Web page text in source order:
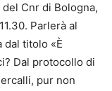
Cnr di Bologna,
Parlerà al
dal titolo «È
Dal protocollo di
pur non